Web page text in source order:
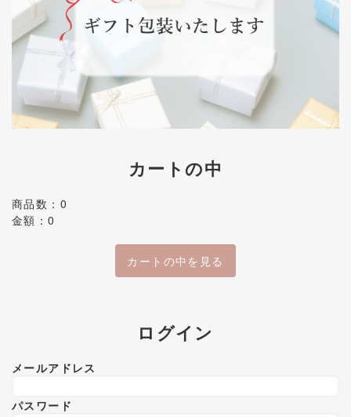
カートの中
商品数：0
金額：0
カートの中を見る
ログイン
メールアドレス
パスワード